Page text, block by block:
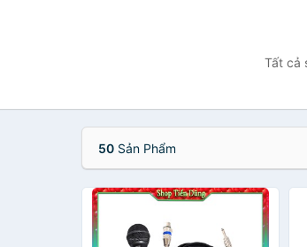
Tất cả
50 Sản Phẩm